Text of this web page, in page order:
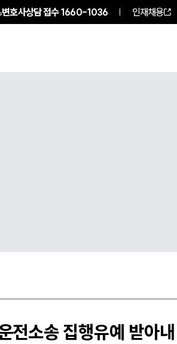
변호사상담 접수1660-1036 인재채용
전소송 집행유예 받아내